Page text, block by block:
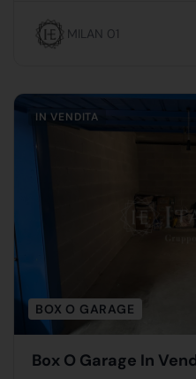
MILAN 01
IN VENDITA
BOX O GARAGE
Box O Garage In